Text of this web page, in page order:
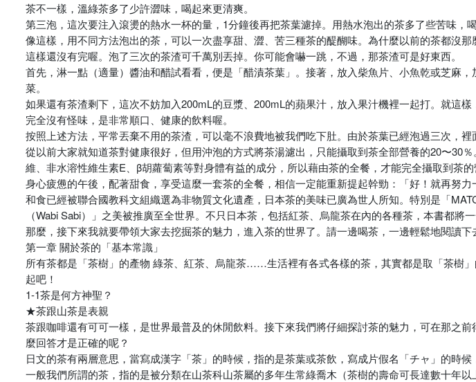
茶不一樣，溫綠茶多了少許澀味，喝起來更清爽。
第三泡，這次要注入滾燙的熱水一杯的量，1分鐘後再把茶葉濾掉。用熱水泡出的茶多了些苦味，
像這樣，用不同方法泡出的茶，可以一次盡享甜、澀、苦三種茶的醍醐味。為什麼以前的茶都沒那
這樣還沒有完喔。泡了三次的茶渣可千萬別丟掉。你可能會嚇一跳，不過，那茶渣可是好東西。
首先，淋一點（適量）醬油和醋試看看，便是「醋漬茶葉」。接著，放入柴魚片、小魚乾或芝麻
菜。
如果還有茶渣剩下，這次不妨加入200mL的豆漿、200mL的蘋果汁，放入果汁機裡一起打。就這
完全沒有怪味，是非常順口、健康的飲料喔。
按照上述方法，平常丟棄不用的茶渣，可以毫不浪費地被我們吃下肚。由於茶葉已經泡過三次，裡
從以前大家就知道茶對健康很好，但用沖泡的方式將茶湯濾出，只能攝取到茶全部營養的20〜30
維、非水溶性維生素E、β胡蘿蔔素等對身體有益的成分，所以藉由茶的全餐，才能完全攝取到茶的
身心疲憊的午後，配著甜食，享受這麼一套茶的全餐，相信一定能重新提起幹勁：「好！就再努力
和食已經被聯合國教科文組織選為非物質文化遺產，日本茶的美味已廣為世人所知。特別是「
（Wabi Sabi）」之美被推廣至全世界。不只日本茶，包括紅茶、烏龍茶在內的各種茶，本書都將一
那麼，接下來我就要帶領大家去挖掘茶的魅力，進入茶的世界了。請一邊喝茶，一邊輕鬆地閱讀下
第一章 關於茶的「基本常識」
所有茶都是「茶樹」的產物 綠茶、紅茶、烏龍茶……生活裡有各式各樣的茶，其實都是取「茶樹
起吧！
1-1茶是何方神聖？
★茶跟山茶是表親
茶跟咖啡還有可可一樣，是世界最普及的休閒飲料。接下來我們將仔細探討茶的魅力，可在那之
麼回答才是正確的呢？
日文的茶有兩層意思，當寫成漢字「茶」的時候，指的是茶葉或茶飲，寫成片假名「チャ」的時候
一般我們所謂的茶，指的是被分類在山茶科山茶屬的多年生常綠喬木（茶樹的壽命可長達數十年